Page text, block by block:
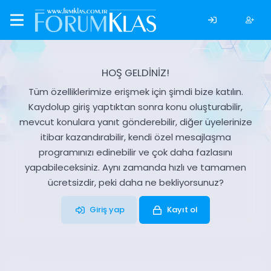
HOŞ GELDİNİZ!
Tüm özelliklerimize erişmek için şimdi bize katılın.
Kaydolup giriş yaptıktan sonra konu oluşturabilir,
mevcut konulara yanıt gönderebilir, diğer üyelerinize
itibar kazandırabilir, kendi özel mesajlaşma
programınızı edinebilir ve çok daha fazlasını
yapabileceksiniz. Aynı zamanda hızlı ve tamamen
ücretsizdir, peki daha ne bekliyorsunuz?
Giriş yap Kayıt ol